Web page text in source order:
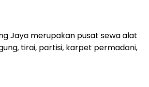
Jaya merupakan pusat sewa alat
tirai, partisi, karpet permadani,